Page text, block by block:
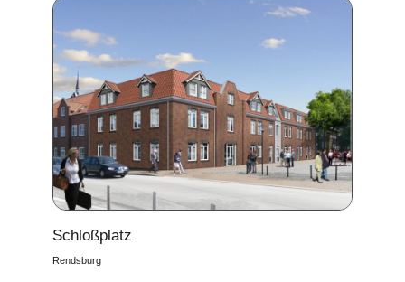
Schloßplatz
Rendsburg